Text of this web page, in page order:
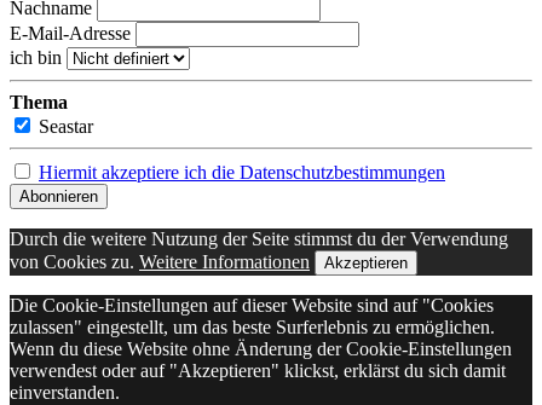
Nachname
E-Mail-Adresse
ich bin
Thema
Seastar
Hiermit akzeptiere ich die Datenschutzbestimmungen
Durch die weitere Nutzung der Seite stimmst du der Verwendung
von Cookies zu. Weitere Informationen Akzeptieren
Die Cookie-Einstellungen auf dieser Website sind auf "Cookies
zulassen" eingestellt, um das beste Surferlebnis zu ermöglichen.
Wenn du diese Website ohne Änderung der Cookie-Einstellungen
verwendest oder auf "Akzeptieren" klickst, erklärst du sich damit
einverstanden.